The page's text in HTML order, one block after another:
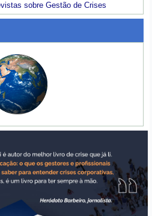
sobre Gestão de Crises